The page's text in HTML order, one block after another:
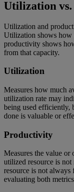
Utilization
Utilization and
Utilization shows how
productivity shows
from that capacity.
Utilization
Measures how much
utilization rate may
being used efficiently,
done is valuable or
Productivity
Measures the value
utilized resource is
resource is not
evaluating both